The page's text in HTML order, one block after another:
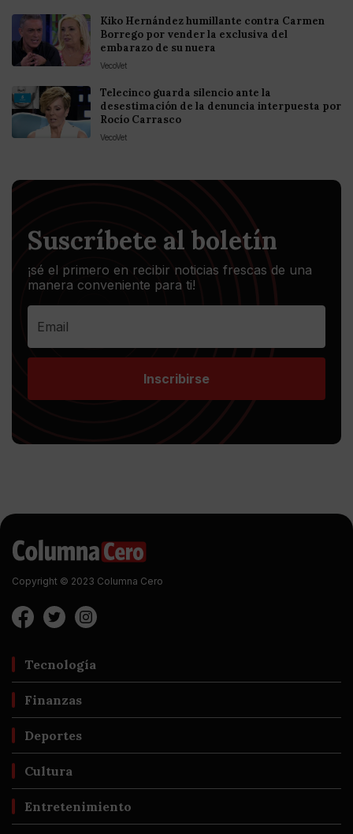
Kiko Hernández humillante contra Carmen
Borrego por vender la exclusiva del
embarazo de su nuera
VecoVet
Telecinco guarda silencio ante la
desestimación de la denuncia interpuesta por
Rocío Carrasco
VecoVet
Suscríbete al boletín
¡sé el primero en recibir noticias frescas de una
manera conveniente para ti!
Inscribirse
Copyright © 2023 Columna Cero
Tecnología
Finanzas
Deportes
Cultura
Entretenimiento